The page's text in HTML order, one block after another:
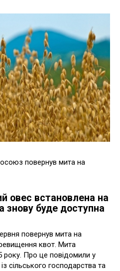
повернув мита на
овес встановлена на
знову буде доступна
повернув мита на
квот. Мита
року. Про це повідомили у
сільського господарства та